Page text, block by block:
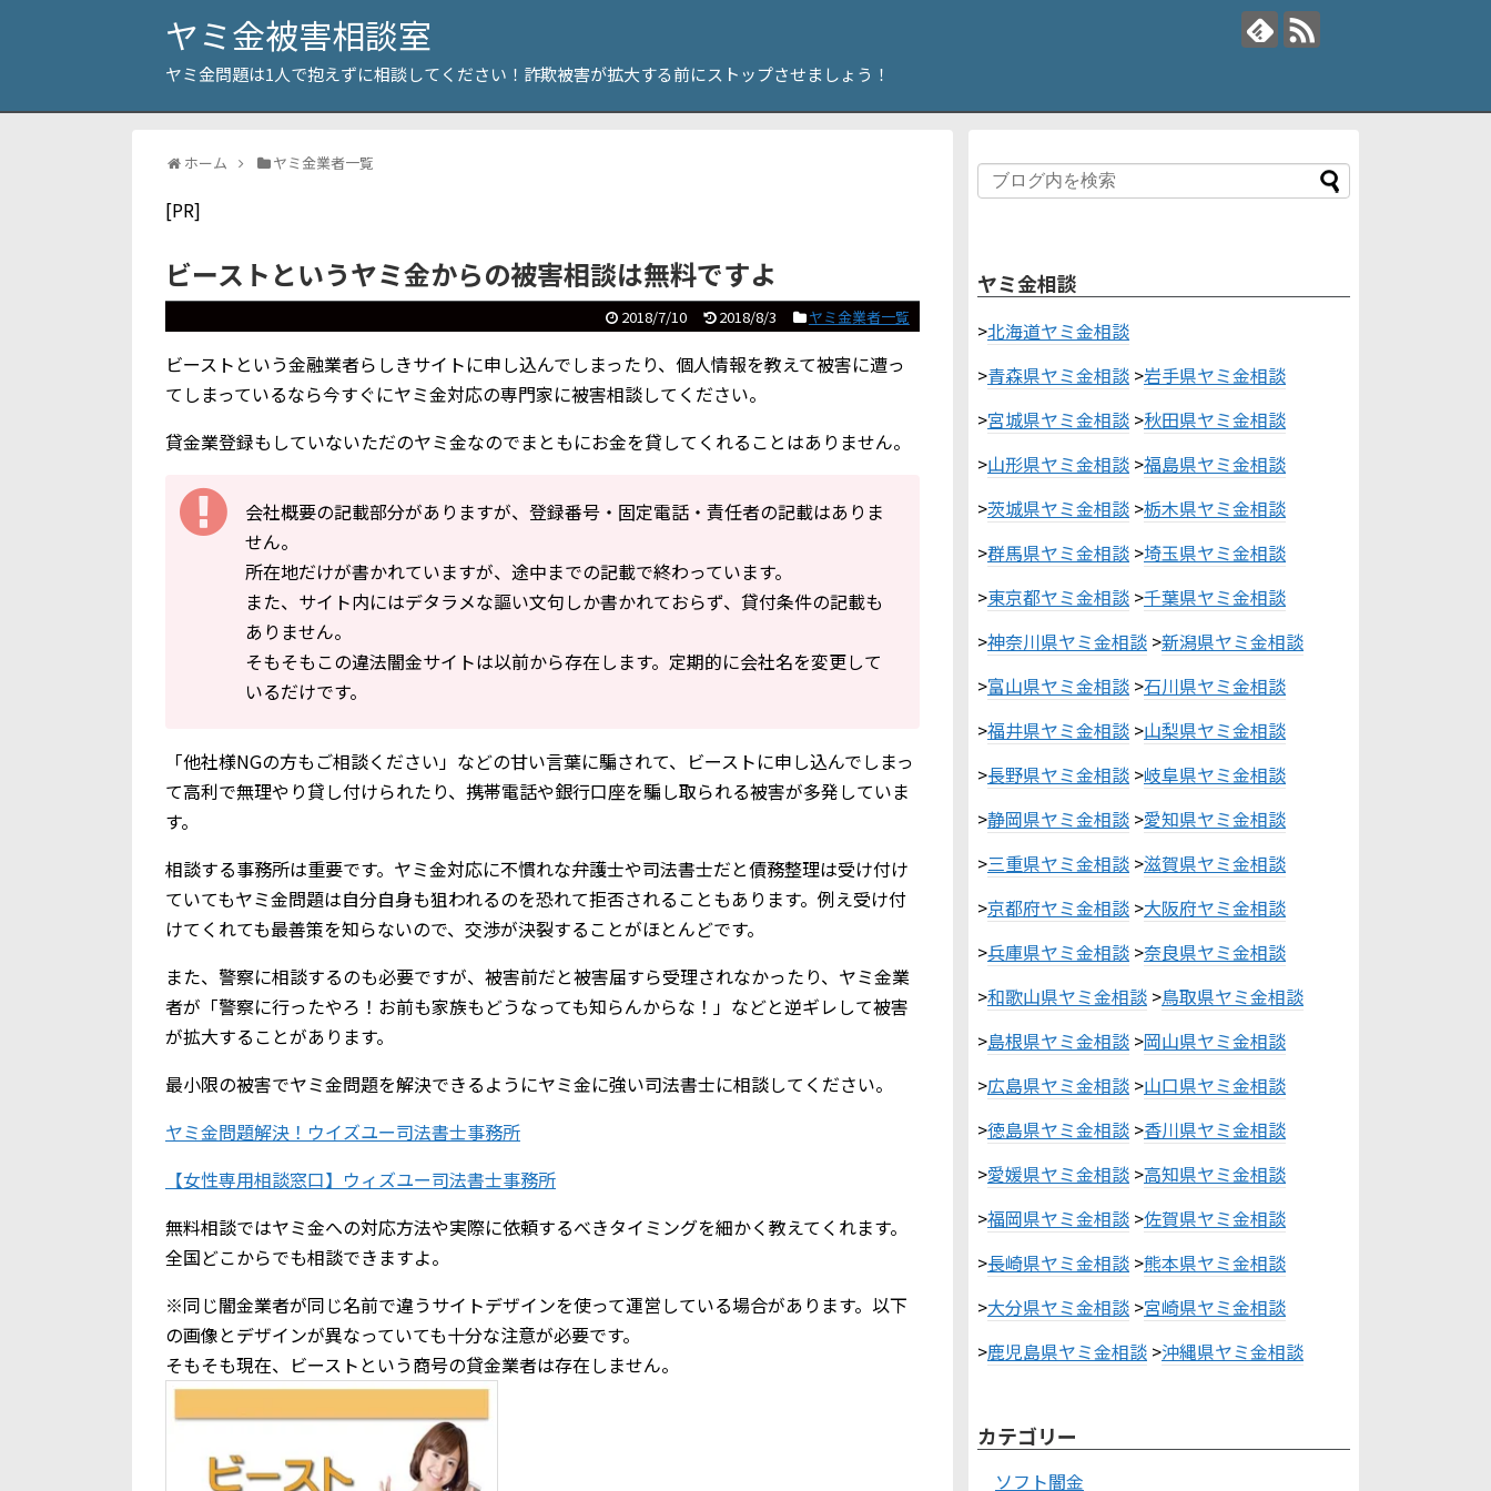
ヤミ金被害相談室
ヤミ金問題は1人で抱えずに相談してください！詐欺被害が拡大する前にストップさせましょう！
ホーム ヤミ金業者一覧
[PR]
ビーストというヤミ金からの被害相談は無料ですよ
2018/7/10 2018/8/3 ヤミ金業者一覧
ビーストという金融業者らしきサイトに申し込んでしまったり、個人情報を教えて被害に遭っ
てしまっているなら今すぐにヤミ金対応の専門家に被害相談してください。
貸金業登録もしていないただのヤミ金なのでまともにお金を貸してくれることはありません。
会社概要の記載部分がありますが、登録番号・固定電話・責任者の記載はありま
せん。
所在地だけが書かれていますが、途中までの記載で終わっています。
また、サイト内にはデタラメな謳い文句しか書かれておらず、貸付条件の記載も
ありません。
そもそもこの違法闇金サイトは以前から存在します。定期的に会社名を変更して
いるだけです。
「他社様NGの方もご相談ください」などの甘い言葉に騙されて、ビーストに申し込んでしまっ
て高利で無理やり貸し付けられたり、携帯電話や銀行口座を騙し取られる被害が多発していま
す。
相談する事務所は重要です。ヤミ金対応に不慣れな弁護士や司法書士だと債務整理は受け付け
ていてもヤミ金問題は自分自身も狙われるのを恐れて拒否されることもあります。例え受け付
けてくれても最善策を知らないので、交渉が決裂することがほとんどです。
また、警察に相談するのも必要ですが、被害前だと被害届すら受理されなかったり、ヤミ金業
者が「警察に行ったやろ！お前も家族もどうなっても知らんからな！」などと逆ギレして被害
が拡大することがあります。
最小限の被害でヤミ金問題を解決できるようにヤミ金に強い司法書士に相談してください。
ヤミ金問題解決！ウイズユー司法書士事務所
【女性専用相談窓口】ウィズユー司法書士事務所
無料相談ではヤミ金への対応方法や実際に依頼するべきタイミングを細かく教えてくれます。
全国どこからでも相談できますよ。
※同じ闇金業者が同じ名前で違うサイトデザインを使って運営している場合があります。以下
の画像とデザインが異なっていても十分な注意が必要です。
そもそも現在、ビーストという商号の貸金業者は存在しません。
ヤミ金相談
>北海道ヤミ金相談
>青森県ヤミ金相談 >岩手県ヤミ金相談
>宮城県ヤミ金相談 >秋田県ヤミ金相談
>山形県ヤミ金相談 >福島県ヤミ金相談
>茨城県ヤミ金相談 >栃木県ヤミ金相談
>群馬県ヤミ金相談 >埼玉県ヤミ金相談
>東京都ヤミ金相談 >千葉県ヤミ金相談
>神奈川県ヤミ金相談 >新潟県ヤミ金相談
>富山県ヤミ金相談 >石川県ヤミ金相談
>福井県ヤミ金相談 >山梨県ヤミ金相談
>長野県ヤミ金相談 >岐阜県ヤミ金相談
>静岡県ヤミ金相談 >愛知県ヤミ金相談
>三重県ヤミ金相談 >滋賀県ヤミ金相談
>京都府ヤミ金相談 >大阪府ヤミ金相談
>兵庫県ヤミ金相談 >奈良県ヤミ金相談
>和歌山県ヤミ金相談 >鳥取県ヤミ金相談
>島根県ヤミ金相談 >岡山県ヤミ金相談
>広島県ヤミ金相談 >山口県ヤミ金相談
>徳島県ヤミ金相談 >香川県ヤミ金相談
>愛媛県ヤミ金相談 >高知県ヤミ金相談
>福岡県ヤミ金相談 >佐賀県ヤミ金相談
>長崎県ヤミ金相談 >熊本県ヤミ金相談
>大分県ヤミ金相談 >宮崎県ヤミ金相談
>鹿児島県ヤミ金相談 >沖縄県ヤミ金相談
カテゴリー
ソフト闇金